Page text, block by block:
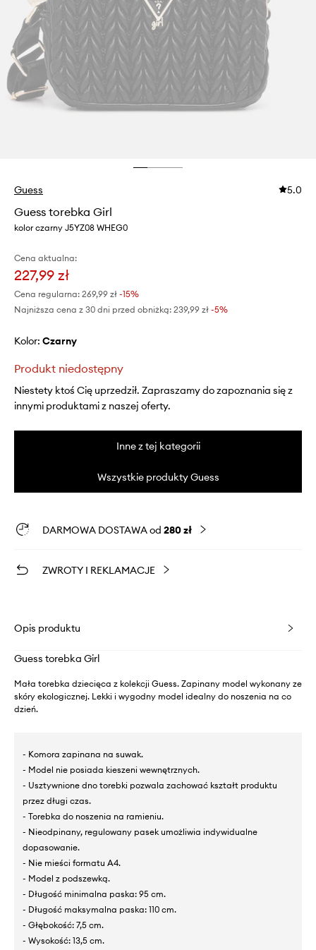
Guess 5.0
Guess torebka Girl
kolor czarny J5YZ08 WHEG0
Cena aktualna:
227,99 zł
Cena regularna: 269,99 zł -15%
Najniższa cena z 30 dni przed obniżką: 239,99 zł -5%
Kolor: czarny
Produkt niedostępny
Niestety ktoś Cię uprzedził. Zapraszamy do zapoznania się z
innymi produktami z naszej oferty.
Inne z tej kategorii
Wszystkie produkty Guess
DARMOWA DOSTAWA od 280 zł
ZWROTY I REKLAMACJE
Opis produktu
Guess torebka Girl
Mała torebka dziecięca z kolekcji Guess. Zapinany model wykonany ze
skóry ekologicznej. Lekki i wygodny model idealny do noszenia na co
dzień.
- Komora zapinana na suwak.
- Model nie posiada kieszeni wewnętrznych.
- Usztywnione dno torebki pozwala zachować kształt produktu
przez długi czas.
- Torebka do noszenia na ramieniu.
- Nieodpinany, regulowany pasek umożliwia indywidualne
dopasowanie.
- Nie mieści formatu A4.
- Model z podszewką.
- Długość minimalna paska: 95 cm.
- Długość maksymalna paska: 110 cm.
- Głębokość: 7,5 cm.
- Wysokość: 13,5 cm.